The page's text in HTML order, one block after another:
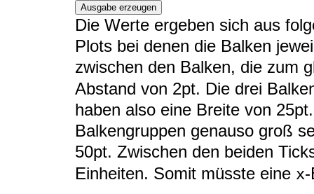
Ausgabe erzeugen
Die Werte ergeben sich aus
Plots bei denen die Balken
zwischen den Balken, die zum
Abstand von 2pt. Die drei
haben also eine Breite von
Balkengruppen genauso groß
50pt. Zwischen den beiden
Einheiten. Somit müsste eine x